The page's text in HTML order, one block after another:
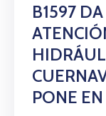
B1597
PONE